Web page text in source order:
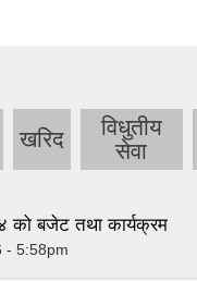
खरिद
विधुतीय
सेवा
बजेट तथा कार्यक्रम
- 5:58pm